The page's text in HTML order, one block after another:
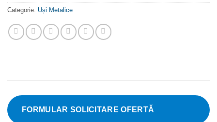
Categorie: Uși Metalice
FORMULAR SOLICITARE OFERTĂ